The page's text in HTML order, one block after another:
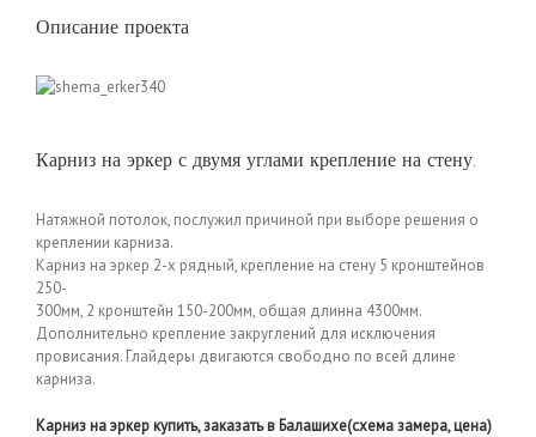
Описание проекта
Карниз на эркер с двумя углами крепление на стену.
Натяжной потолок, послужил причиной при выборе решения о
креплении карниза.
Карниз на эркер 2-х рядный, крепление на стену 5 кронштейнов
250-
300мм, 2 кронштейн 150-200мм, общая длинна 4300мм.
Дополнительно крепление закруглений для исключения
провисания. Глайдеры двигаются свободно по всей длине
карниза.
Карниз на эркер купить, заказать в Балашихе(схема замера, цена)